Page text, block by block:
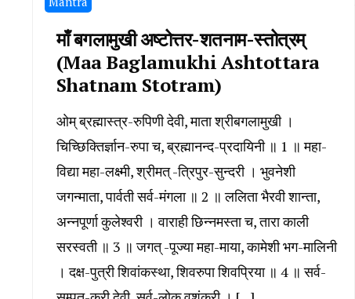
माँ बगलामुखी अष्टोत्तर-शतनाम-स्तोत्रम्
(Maa Baglamukhi Ashtottara
Shatnam Stotram)
ओम् ब्रह्मास्त्र-रुपिणी देवी, माता श्रीबगलामुखी ।
चिच्छिक्तिर्ज्ञान-रुपा च, ब्रह्मानन्द-प्रदायिनी ॥ 1 ॥ महा-
विद्या महा-लक्ष्मी, श्रीमत् -त्रिपुर-सुन्दरी । भुवनेशी
जगन्माता, पार्वती सर्व-मंगला ॥ 2 ॥ ललिता भैरवी शान्ता,
अन्नपूर्णा कुलेश्वरी । वाराही छिन्नमस्ता च, तारा काली
सरस्वती ॥ 3 ॥ जगत् -पूज्या महा-माया, कामेशी भग-मालिनी
। दक्ष-पुत्री शिवांकस्था, शिवरुपा शिवप्रिया ॥ 4 ॥ सर्व-